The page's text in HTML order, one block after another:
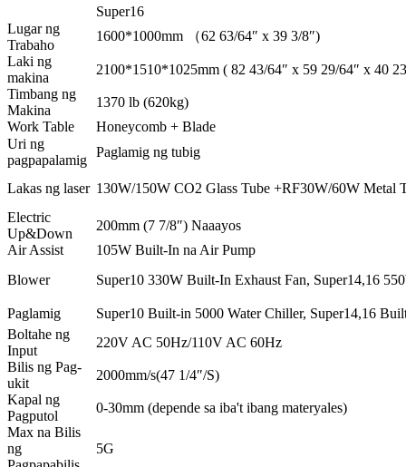
Super16
Lugar ng
Trabaho
1600*1000mm （62 63/64″ x 39 3/8″)
Laki ng
makina
2100*1510*1025mm ( 82 43/64″ x 59 29/64″ x 40
Timbang ng
Makina
1370 lb (620kg)
Work Table
Honeycomb + Blade
Uri ng
pagpapalamig
Paglamig ng tubig
Lakas ng laser 130W/150W CO2 Glass Tube +RF30W/60W Metal
Electric
Up&Down
200mm (7 7/8″) Naaayos
Air Assist
105W Built-In na Air Pump
Blower
Super10 330W Built-In Exhaust Fan, Super14,16
Paglamig
Super10 Built-in 5000 Water Chiller, Super14,16
Boltahe ng
Input
220V AC 50Hz/110V AC 60Hz
Bilis ng Pag-
ukit
2000mm/s(47 1/4″/S)
Kapal ng
Pagputol
0-30mm (depende sa iba't ibang materyales)
Max na Bilis
ng
5G